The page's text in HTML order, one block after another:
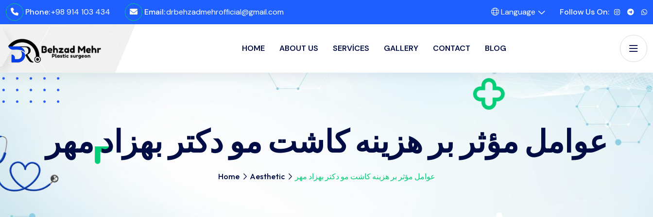
Phone:+98 914 103 434 Email:drbehzadmehrofficial@gmail.com Language Follow Us On:
HOME ABOUT US SERVICES GALLERY CONTACT BLOG
عوامل مؤثر بر هزینه کاشت مو دکتر بهزاد مهر
Home Aesthetic عوامل مؤثر بر هزینه کاشت مو دکتر بهزاد مهر